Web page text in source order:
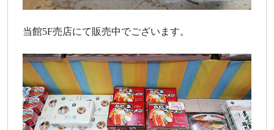
当館5F売店にて販売中でございます。